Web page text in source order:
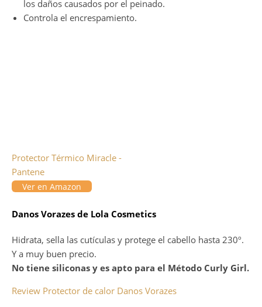
los daños causados por el peinado.
Controla el encrespamiento.
Protector Térmico Miracle -
Pantene
Ver en Amazon
Danos Vorazes de Lola Cosmetics
Hidrata, sella las cutículas y protege el cabello hasta 230º.
Y a muy buen precio.
No tiene siliconas y es apto para el Método Curly Girl.
Review Protector de calor Danos Vorazes